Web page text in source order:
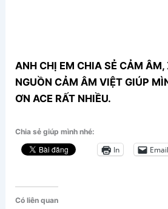
ANH CHỊ EM CHIA SẺ CẢM ÂM,
NGUỒN CẢM ÂM VIỆT GIÚP
ƠN ACE RẤT NHIỀU.
Chia sẻ giúp mình nhé:
In Email
Có liên quan